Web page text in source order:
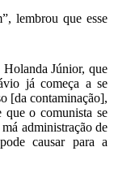
lembrou que esse
Júnior, que
já começa a se
[da contaminação],
que o comunista se
administração de
causar para a